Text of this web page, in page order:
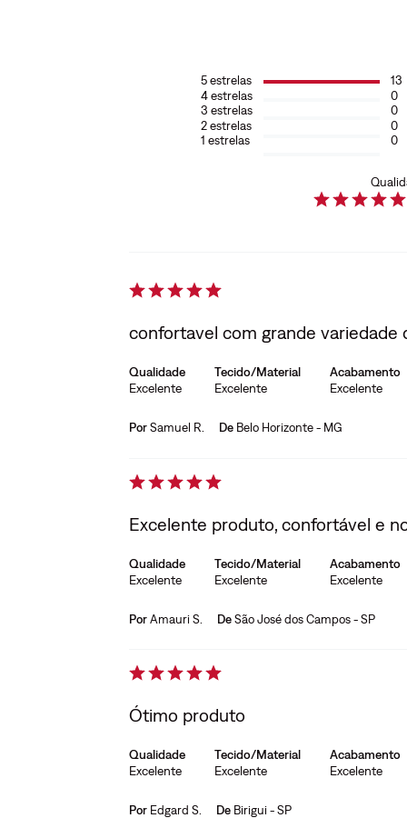
5estrelas
4estrelas
3 estrelas
2estrelas
1 estrelas
13
0
0
0
0
confortavel com grande variedade
Qualidade
Excelente
Tecido/Material
Excelente
Acabamento
Excelente
PorSamuel R. De Belo Horizonte - MG
Excelente produto, confortável e
Qualidade
Excelente
Tecido/Material
Excelente
Acabamento
Excelente
PorAmauri S. DeSão José dos Campos - SP
Ótimo produto
Qualidade
Excelente
Tecido/Material
Excelente
Acabamento
Excelente
Por Edgard S. De Birigui - SP